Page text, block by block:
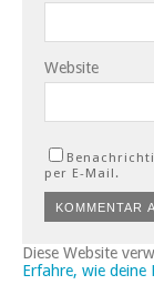
Website
per E-Mail.
Diese Website
Erfahre, wie